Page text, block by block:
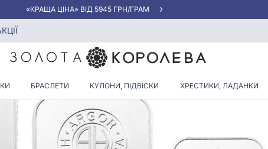
«КРАЩА ЦІНА» ВІД 5945 ГРН/ГРАМ
БРАСЛЕТИ КУЛОНИ, ПІДВІСКИ ХРЕСТИКИ, ЛАДАНКИ
проб